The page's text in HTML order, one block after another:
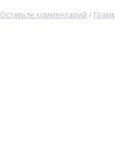
Оставьте комментарий /